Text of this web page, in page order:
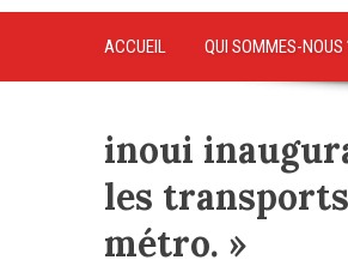
ACCUEIL QUI SOMMES-NOUS
inoui
les transports
métro. »